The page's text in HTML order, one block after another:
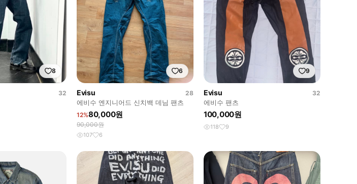
8
32
6
Evisu
28
에비수 엔지니어드 신치백 데님 팬츠
12%80,000원
90,000원
107 6
9
Evisu
32
에비수 팬츠
100,000원
118 9